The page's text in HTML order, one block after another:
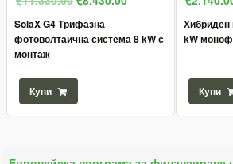
SolaX G4 Трифазна
фотоволтаична система 8 kW с
монтаж
Купи
Хибриден
kW
Купи